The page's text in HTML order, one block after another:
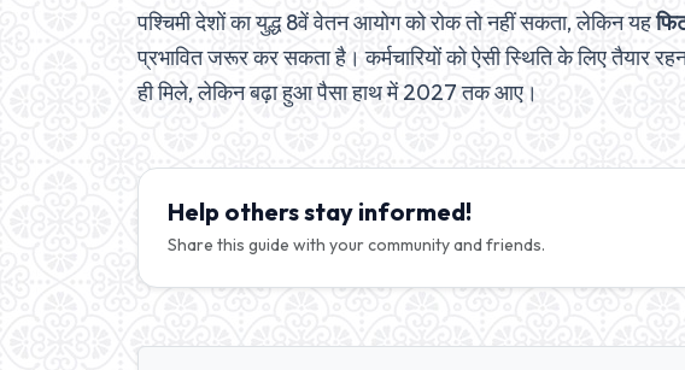
पश्चिमी देशों का युद्ध 8वें वेतन आयोग को रोक तो नहीं सकता, लेकिन यह
प्रभावित जरूर कर सकता है। कर्मचारियों को ऐसी स्थिति के लिए तैयार
ही मिले, लेकिन बढ़ा हुआ पैसा हाथ में 2027 तक आए।
Help others stay informed!
Share this guide with your community and friends.